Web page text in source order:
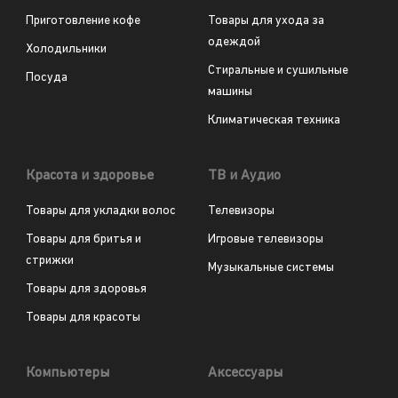
Приготовление кофе
Холодильники
Посуда
Товары для ухода за
одеждой
Стиральные и сушильные
машины
Климатическая техника
Красота и здоровье
Товары для укладки волос
Товары для бритья и
стрижки
Товары для здоровья
Товары для красоты
ТВ и Аудио
Телевизоры
Игровые телевизоры
Музыкальные системы
Компьютеры Аксессуары